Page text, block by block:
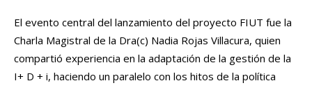
El evento central del lanzamiento del proyecto FIUT fue la
Charla Magistral de la Dra(c) Nadia Rojas Villacura, quien
compartió experiencia en la adaptación de la gestión de la
I+ D + i, haciendo un paralelo con los hitos de la política